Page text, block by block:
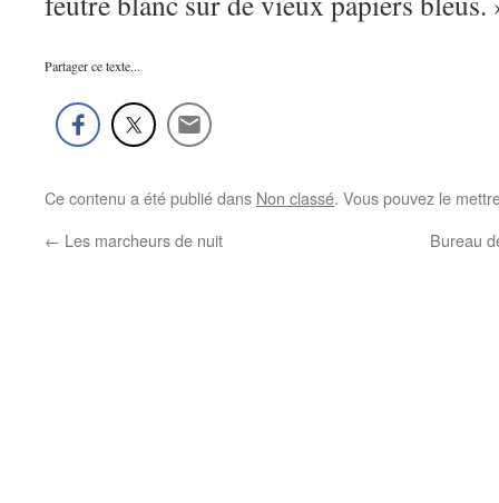
Partager ce texte...
Ce contenu a été publié dans Non classé. Vous pouvez le
← Les marcheurs de nuit Bureau